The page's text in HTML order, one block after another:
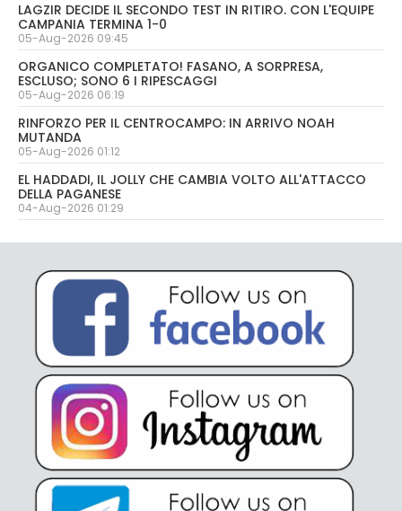
LAGZIR DECIDE IL SECONDO TEST IN RITIRO. CON L'EQUIPE
CAMPANIA TERMINA 1-0
05-Aug-2026 09:45
ORGANICO COMPLETATO! FASANO, A SORPRESA,
ESCLUSO; SONO 6 I RIPESCAGGI
05-Aug-2026 06:19
RINFORZO PER IL CENTROCAMPO: IN ARRIVO NOAH
MUTANDA
05-Aug-2026 01:12
EL HADDADI, IL JOLLY CHE CAMBIA VOLTO ALL'ATTACCO
DELLA PAGANESE
04-Aug-2026 01:29